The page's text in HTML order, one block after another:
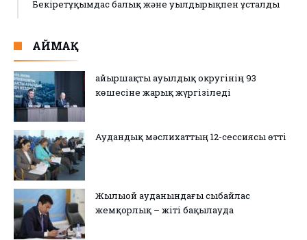
Бекіретұқымдас балық және уылдырықпен ұсталды
АЙМАҚ
Қайыршақты ауылдық округінің 93
көшесіне жарық жүргізіледі
Аудандық мәслихаттың 12-сессиясы өтті
Жылыой ауданындағы сыбайлас
жемқорлық – жіті бақылауда